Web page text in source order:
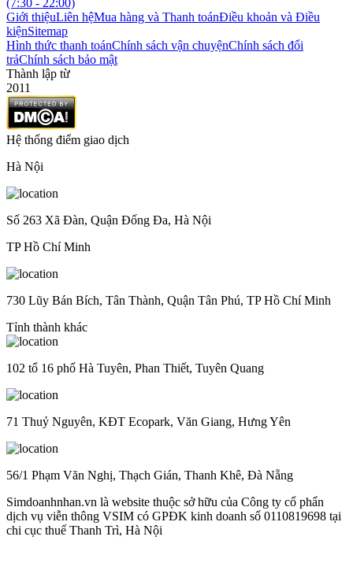
Giới thiệuLiên hệMua hàng và Thanh toánĐiều khoản và Điều
kiệnSitemap
Hình thức thanh toánChính sách vận chuyệnChính sách đổi
trảChính sách bảo mật
Thành lập từ
2011
Hệ thống điểm giao dịch
Hà Nội
Số 263 Xã Đàn, Quận Đống Đa, Hà Nội
TP Hồ Chí Minh
730 Lũy Bán Bích, Tân Thành, Quận Tân Phú, TP Hồ Chí Minh
Tỉnh thành khác
102 tổ 16 phố Hà Tuyên, Phan Thiết, Tuyên Quang
71 Thuỷ Nguyên, KĐT Ecopark, Văn Giang, Hưng Yên
56/1 Phạm Văn Nghị, Thạch Gián, Thanh Khê, Đà Nẵng
Simdoanhnhan.vn là website thuộc sở hữu của Công ty cổ phẩn
dịch vụ viễn thông VSIM có GPĐK kinh doanh số 0110819698 tại
chi cục thuế Thanh Trì, Hà Nội